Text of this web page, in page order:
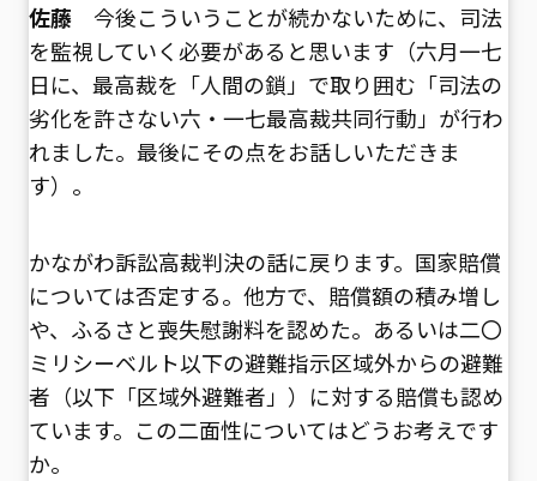
佐藤今後こういうことが続かないために、司法
を監視していく必要があると思います（六月一七
日に、最高裁を「人間の鎖」で取り囲む「司法の
劣化を許さない六・一七最高裁共同行動」が行わ
れました。最後にその点をお話しいただきま
す）。
かながわ訴訟高裁判決の話に戻ります。国家賠償
については否定する。他方で、賠償額の積み増し
や、ふるさと喪失慰謝料を認めた。あるいは二〇
ミリシーベルト以下の避難指示区域外からの避難
者（以下「区域外避難者」）に対する賠償も認め
ています。この二面性についてはどうお考えです
か。